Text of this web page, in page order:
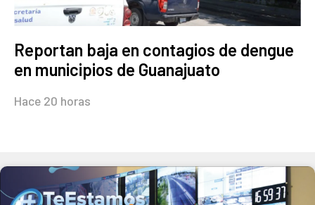
Reportan baja en contagios de dengue
en municipios de Guanajuato
Hace 20 horas